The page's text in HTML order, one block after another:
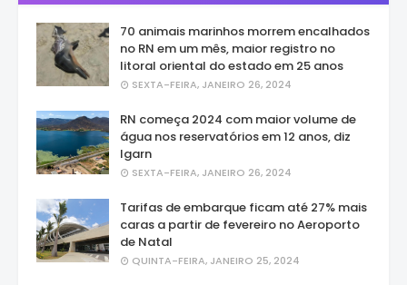
70 animais marinhos morrem encalhados
no RN em um mês, maior registro no
litoral oriental do estado em 25 anos
SEXTA-FEIRA, JANEIRO 26, 2024
RN começa 2024 com maior volume de
água nos reservatórios em 12 anos, diz
Igarn
SEXTA-FEIRA, JANEIRO 26, 2024
Tarifas de embarque ficam até 27% mais
caras a partir de fevereiro no Aeroporto
de Natal
QUINTA-FEIRA, JANEIRO 25, 2024